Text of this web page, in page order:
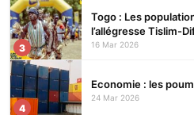
3
Togo : Les
l’allégresse Tislim-
16 Mar 2026
4
Economie : les
24 Mar 2026